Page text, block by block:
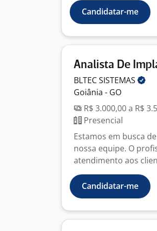
Candidatar-me
Analista De
BLTECSISTEMAS
Goiânia - GO
R$ 3.000,00 a R$
Presencial
Estamos em busca
nossa equipe. O
atendimento aos
Candidatar-me